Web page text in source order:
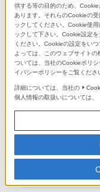
液晶モニター
形式
7.5cm (3.0型) TFT
タッチパネル
● (タッチシャッタ
ドット数
供する等の目的のため、
あります。それらのCookieの
ックしてください。Cookie使
ックして下さい。Cookie設定
ください。Cookieの設定をい
よっては、このウェブサイト
ついては、当社のCookieポリ
イバシーポリシーをご覧くださ
詳細については、当社の
個人情報の取扱いについては、